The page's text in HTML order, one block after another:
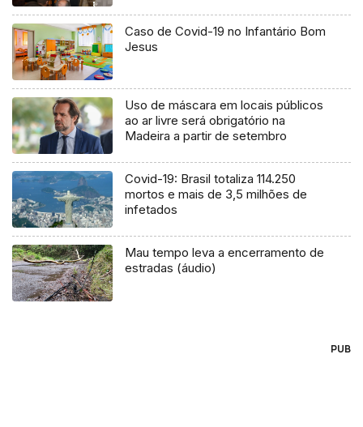
Caso de Covid-19 no Infantário Bom
Jesus
Uso de máscara em locais públicos
ao ar livre será obrigatório na
Madeira a partir de setembro
Covid-19: Brasil totaliza 114.250
mortos e mais de 3,5 milhões de
infetados
Mau tempo leva a encerramento de
estradas (áudio)
PUB